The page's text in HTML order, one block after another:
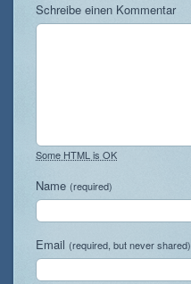
Schreibe einen Kommentar
Some HTML is OK
Name (required)
Email (required, but never shared)